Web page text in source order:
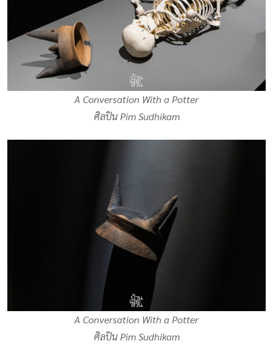
A Conversation With a Potter
ศิลปิน Pim Sudhikam
A Conversation With a Potter
ศิลปิน Pim Sudhikam